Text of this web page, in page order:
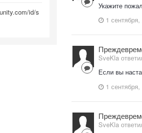
id/s
Укажите
1
SveKla
Если вы
1
SveKla